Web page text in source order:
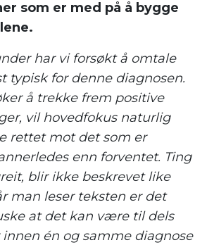
som er med på å bygge
har vi forsøkt å omtale
typisk for denne diagnosen.
å trekke frem positive
vil hovedfokus naturlig
rettet mot det som er
enn forventet. Ting
blir ikke beskrevet like
man leser teksten er det
at det kan være til dels
én og samme diagnose